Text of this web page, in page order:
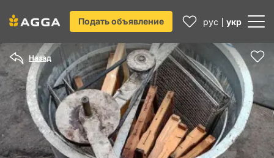
Подать объявление рус укр
Назад